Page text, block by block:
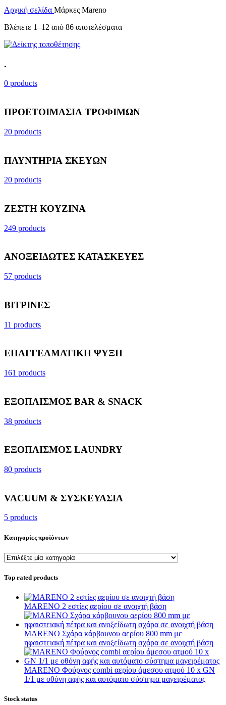
Αρχική σελίδα Μάρκες Mareno
Βλέπετε 1–12 από 86 αποτελέσματα
.
0 products
ΠΡΟΕΤΟΙΜΑΣΙΑ ΤΡΟΦΙΜΩΝ
20 products
ΠΛΥΝΤΗΡΙΑ ΣΚΕΥΩΝ
20 products
ΖΕΣΤΗ ΚΟΥΖΙΝΑ
249 products
ΑΝΟΞΕΙΔΩΤΕΣ ΚΑΤΑΣΚΕΥΕΣ
57 products
ΒΙΤΡΙΝΕΣ
11 products
ΕΠΑΓΓΕΛΜΑΤΙΚΗ ΨΥΞΗ
161 products
ΕΞΟΠΛΙΣΜΟΣ BAR & SNACK
38 products
ΕΞΟΠΛΙΣΜΟΣ LAUNDRY
80 products
VACUUM & ΣΥΣΚΕΥΑΣΙΑ
5 products
Κατηγορίες προϊόντων
Top rated products
MARENO 2 εστίες αερίου σε ανοιχτή βάση
MARENO Σχάρα κάρβουνου αερίου 800 mm με
ηφαιστειακή πέτρα και ανοξείδωτη σχάρα σε ανοιχτή βάση
MARENO Φούρνος combi αερίου άμεσου ατμού 10 x GN
1/1 με οθόνη αφής και αυτόματο σύστημα μαγειρέματος
Stock status